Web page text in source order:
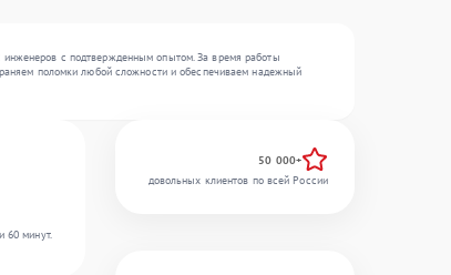
с подтвержденным опытом. За время работы
поломки любой сложности и обеспечиваем надежный
60 минут.
50 000+
довольных клиентов по всей России